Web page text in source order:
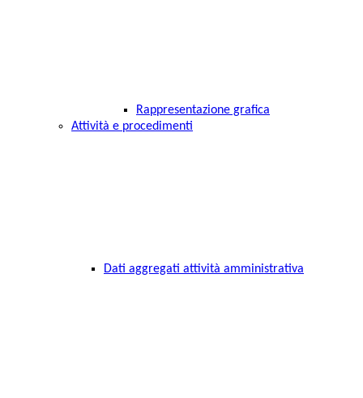
Rappresentazione grafica
Attività e procedimenti
Dati aggregati attività amministrativa